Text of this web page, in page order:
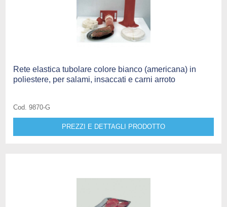
Rete elastica tubolare colore bianco (americana) in
poliestere, per salami, insaccati e carni arroto
Cod. 9870-G
PREZZI E DETTAGLI PRODOTTO